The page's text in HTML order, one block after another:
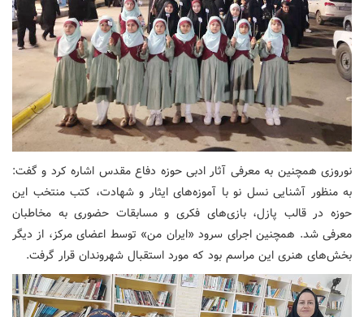
نوروزی همچنین به معرفی آثار ادبی حوزه دفاع مقدس اشاره کرد و گفت:
به منظور آشنایی نسل نو با آموزه‌های ایثار و شهادت، کتب منتخب این
حوزه در قالب پازل، بازی‌های فکری و مسابقات حضوری به مخاطبان
معرفی شد. همچنین اجرای سرود «ایران من» توسط اعضای مرکز، از دیگر
بخش‌های هنری این مراسم بود که مورد استقبال شهروندان قرار گرفت.